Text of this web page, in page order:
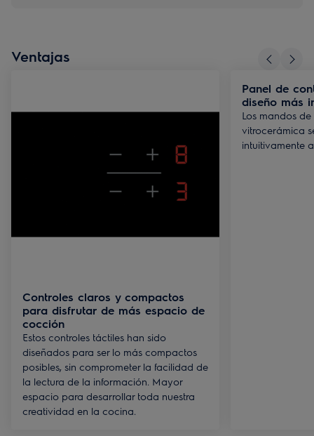
Ventajas
Controles claros y compactos
para disfrutar de más espacio de
cocción
Estos controles táctiles han sido
diseñados para ser lo más compactos
posibles, sin comprometer la facilidad de
la lectura de la información. Mayor
espacio para desarrollar toda nuestra
creatividad en la cocina.
Panel de
diseño más
Los mandos
vitrocerámica
intuitivamente